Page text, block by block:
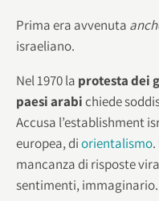
Prima era avvenuta
israeliano.
Nel 1970 la protesta dei
paesi arabichiede
Accusa l’establishment
europea, diorientalismo
mancanza di risposte
sentimenti, immaginario.